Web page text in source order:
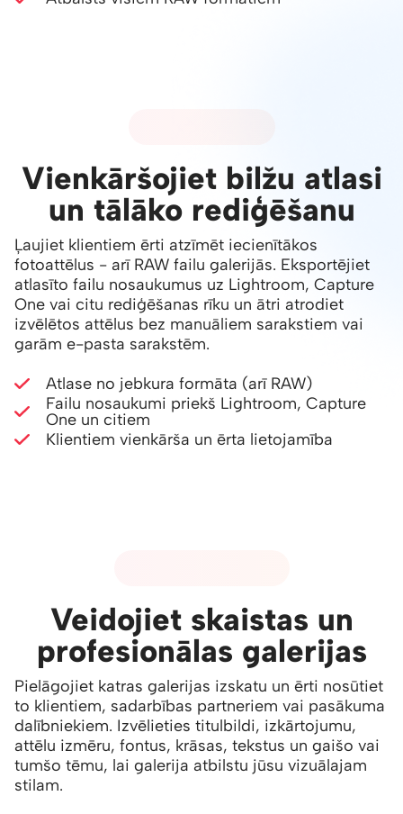
Vienkāršojiet bilžu atlasi
un tālāko rediģēšanu
Ļaujiet klientiem ērti atzīmēt iecienītākos
fotoattēlus - arī RAW failu galerijās. Eksportējiet
atlasīto failu nosaukumus uz Lightroom, Capture
One vai citu rediģēšanas rīku un ātri atrodiet
izvēlētos attēlus bez manuāliem sarakstiem vai
garām e-pasta sarakstēm.
Atlase no jebkura formāta (arī RAW)
Failu nosaukumi priekš Lightroom, Capture
One un citiem
Klientiem vienkārša un ērta lietojamība
Veidojiet skaistas un
profesionālas galerijas
Pielāgojiet katras galerijas izskatu un ērti nosūtiet
to klientiem, sadarbības partneriem vai pasākuma
dalībniekiem. Izvēlieties titulbildi, izkārtojumu,
attēlu izmēru, fontus, krāsas, tekstus un gaišo vai
tumšo tēmu, lai galerija atbilstu jūsu vizuālajam
stilam.